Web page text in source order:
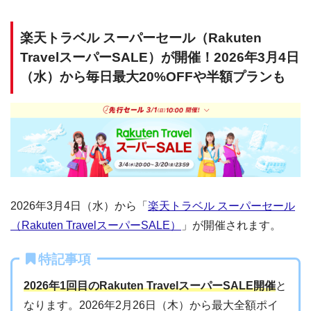
楽天トラベル スーパーセール（Rakuten
TravelスーパーSALE）が開催！2026年3月4日
（水）から毎日最大20%OFFや半額プランも
2026年3月4日（水）から「 楽天トラベル スーパーセール
（Rakuten TravelスーパーSALE）
」が開催されます。
特記事項
2026年1回目のRakuten TravelスーパーSALE開催と
なります。2026年2月26日（木）から最大全額ポイ